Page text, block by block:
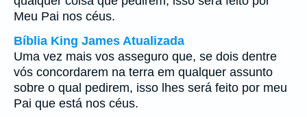
Meu Pai nos céus.
Bíblia King James Atualizada
Uma vez mais vos asseguro que, se dois dentre
vós concordarem na terra em qualquer assunto
sobre o qual pedirem, isso lhes será feito por meu
Pai que está nos céus.